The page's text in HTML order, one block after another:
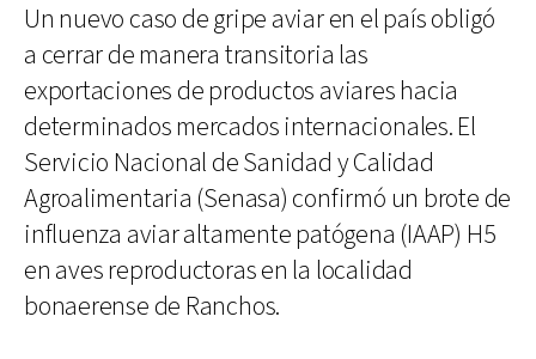
Un nuevo caso de gripe aviar en el país obligó
a cerrar de manera transitoria las
exportaciones de productos aviares hacia
determinados mercados internacionales. El
Servicio Nacional de Sanidad y Calidad
Agroalimentaria (Senasa) confirmó un brote de
influenza aviar altamente patógena (IAAP) H5
en aves reproductoras en la localidad
bonaerense de Ranchos.